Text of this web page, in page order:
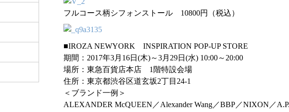
フルコース柄シフォンストール 10800円（税込）
■IROZA NEWYORK INSPIRATION POP-UP STORE
期間：2017年3月16日(木)～3月29日(水) 10:00～20:00
場所：東急百貨店本店 1階特設会場
住所：東京都渋谷区道玄坂2丁目24-1
＜ブランド一例＞
ALEXANDER McQUEEN／Alexander Wang／BBP／NIXON／